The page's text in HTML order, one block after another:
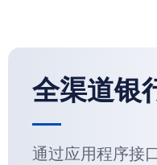
全渠道银
通过应用程序接